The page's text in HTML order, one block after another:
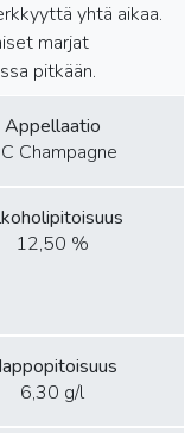
yhtä aikaa.
marjat
pitkään.
Appellaatio
Champagne
12,50 %
6,30 g/l